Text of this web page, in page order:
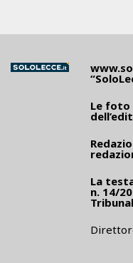
Le foto
La
n. 14/